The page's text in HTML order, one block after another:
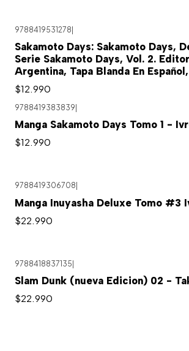
9788419531278|
Sakamoto Days: Sakamoto Days,
Serie Sakamoto Days, Vol. 2.
Argentina, Tapa Blanda En
$12.990
9788419383839
Manga Sakamoto Days Tomo 1 -
$12.990
9788419306708
Manga Inuyasha Deluxe Tomo #3
$22.990
9788418837135
Slam Dunk (nueva Edicion) 02 -
$22.990